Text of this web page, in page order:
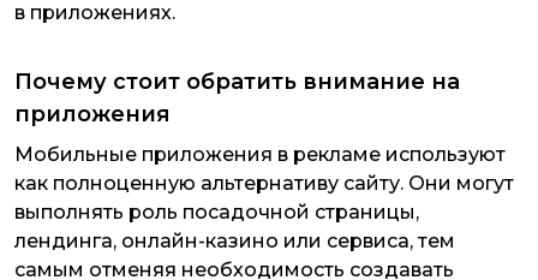
в приложениях.
Почему стоит обратить внимание на
приложения
Мобильные приложения в рекламе используют
как полноценную альтернативу сайту. Они могут
выполнять роль посадочной страницы,
лендинга, онлайн-казино или сервиса, тем
самым отменяя необходимость создавать